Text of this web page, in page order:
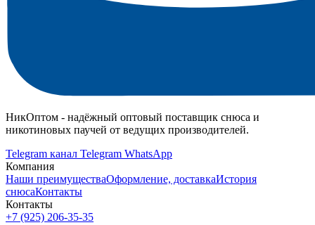
НикОптом - надёжный оптовый поставщик снюса и
никотиновых паучей от ведущих производителей.
Telegram канал Telegram WhatsApp
Компания
Наши преимуществаОформление, доставкаИстория
снюсаКонтакты
Контакты
+7 (925) 206‑35‑35